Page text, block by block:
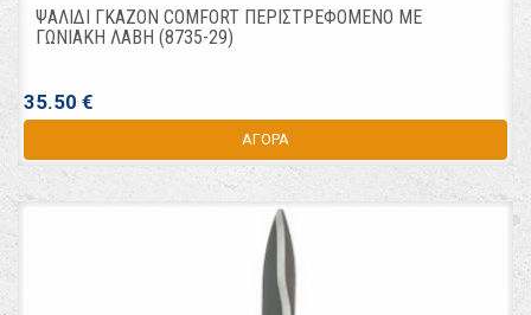
ΨΑΛΙΔΙ ΓΚΑΖΟΝ COMFORT ΠΕΡΙΣΤΡΕΦΟΜΕΝΟ ΜΕ
ΓΩΝΙΑΚΗ ΛΑΒΗ (8735-29)
35.50 €
ΑΓΟΡΑ